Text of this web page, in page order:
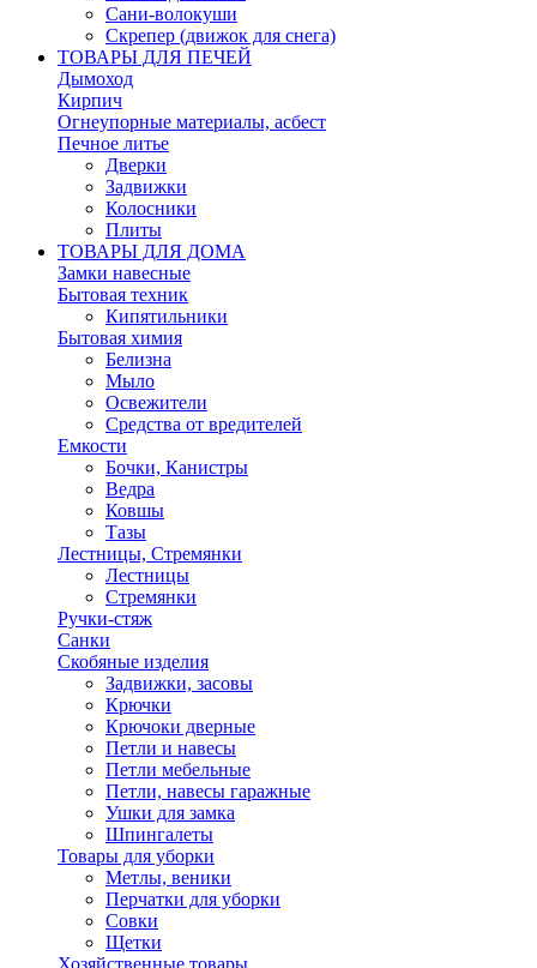
Сани-волокуши
Скрепер (движок для снега)
ТОВАРЫ ДЛЯ ПЕЧЕЙ
Дымоход
Кирпич
Огнеупорные материалы, асбест
Печное литье
Дверки
Задвижки
Колосники
Плиты
ТОВАРЫ ДЛЯ ДОМА
Замки навесные
Бытовая техник
Кипятильники
Бытовая химия
Белизна
Мыло
Освежители
Средства от вредителей
Емкости
Бочки, Канистры
Ведра
Ковшы
Тазы
Лестницы, Стремянки
Лестницы
Стремянки
Ручки-стяж
Санки
Скобяные изделия
Задвижки, засовы
Крючки
Крючоки дверные
Петли и навесы
Петли мебельные
Петли, навесы гаражные
Ушки для замка
Шпингалеты
Товары для уборки
Метлы, веники
Перчатки для уборки
Совки
Щетки
Хозяйственные товары